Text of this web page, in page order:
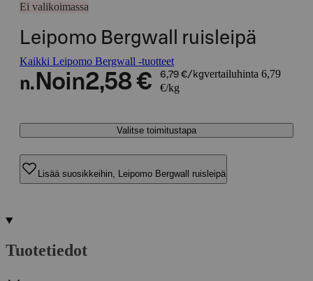
Ei valikoimassa
Leipomo Bergwall ruisleipä
Kaikki Leipomo Bergwall -tuotteet
n. Noin2,58 € 6,79 €/kgvertailuhinta 6,79
€/kg
Valitse toimitustapa
Lisää suosikkeihin, Leipomo Bergwall ruisleipä
Tuotetiedot